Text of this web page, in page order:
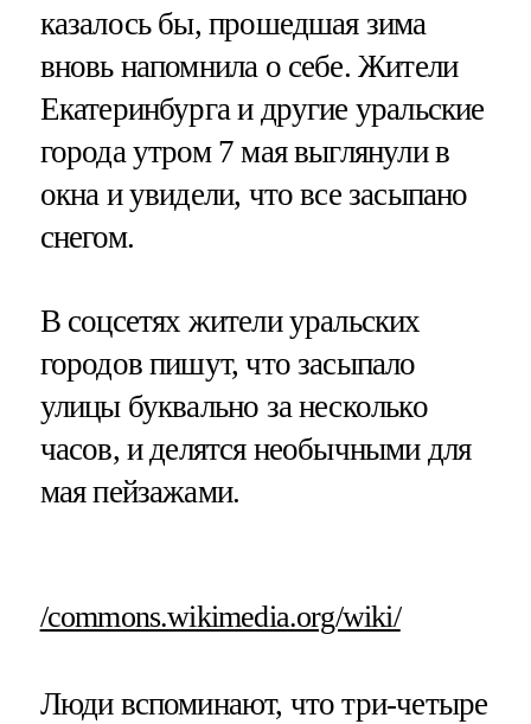
казалось бы, прошедшая зима
вновь напомнила о себе. Жители
Екатеринбурга и другие уральские
города утром 7 мая выглянули в
окна и увидели, что все засыпано
снегом.
В соцсетях жители уральских
городов пишут, что засыпало
улицы буквально за несколько
часов, и делятся необычными для
мая пейзажами.
/commons.wikimedia.org/wiki/
Люди вспоминают, что три-четыре